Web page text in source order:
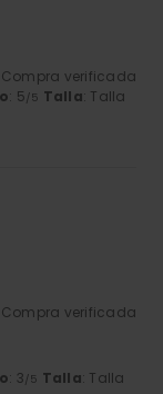
Compra verificada
: 5/5 Talla: Talla
Compra verificada
: 3/5 Talla: Talla